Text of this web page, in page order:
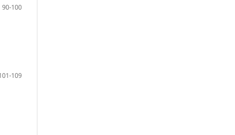
90-100
109